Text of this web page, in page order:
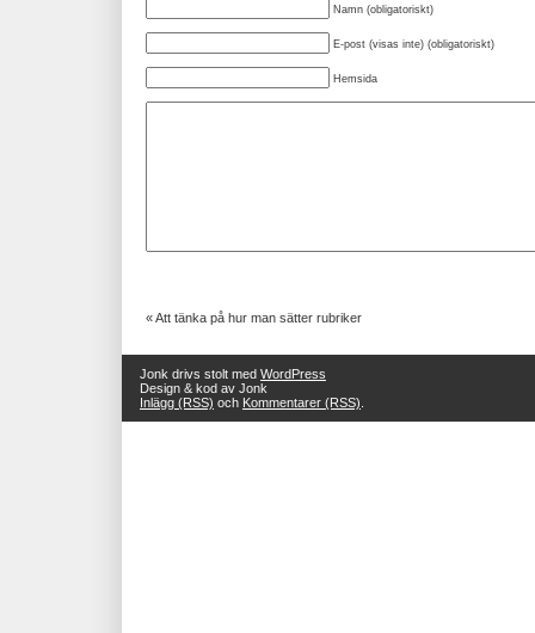
Namn (obligatoriskt)
E-post (visas inte) (obligatoriskt)
Hemsida
«Att tänka på hur man sätter rubriker
Jonk drivs stolt med WordPress
Design & kod av Jonk
Inlägg (RSS) och Kommentarer (RSS)